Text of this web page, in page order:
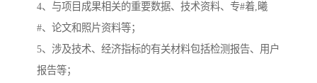
4、与项目成果相关的重要数据、技术资料、专#着,曦
#、论文和照片资料等；
5、涉及技术、经济指标的有关材料包括检测报告、用户
报告等；